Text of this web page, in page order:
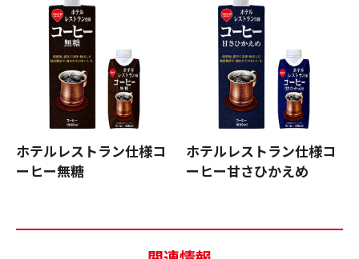
ホテルレストラン仕様コ
ーヒー無糖
ホテルレストラン仕様コ
ーヒー甘さひかえめ